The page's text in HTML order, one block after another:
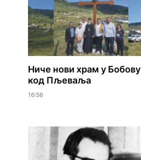
Ниче нови храм у Бобову
код Пљеваља
16:56